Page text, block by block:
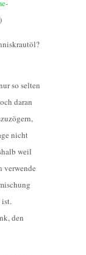
)
so selten
daran
nicht
weil
verwende
ist.
den